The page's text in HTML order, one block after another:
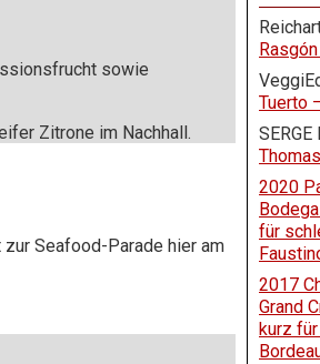
sowie
Zitrone im Nachhall.
Seafood-Parade hier am
Tuerto
SERGE
2020
für
2017
Grand
kurz